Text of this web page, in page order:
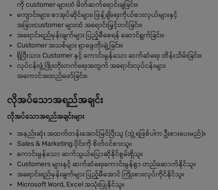
ကို customer များထံ မိတ်ဆက်ရောင်းချခြင်း။
ကျောင်းများ၊ စာအုပ်ဆိုင်များ၊ ဖြန့်ချိရေးကိုယ်စားလှယ်များနှင့်
အခြားcustomer များထံ အရောင်းမြှင့်တင်ခြင်း။
အရောင်းရည်မှန်းချက်များ ပြည့်မီစေရန် ဆောင်ရွက်ခြင်း။
Customer အသစ်များ ရှာဖွေတိုးချဲ့ခြင်း။
ရှိပြီးသား Customer နှင့် ကောင်းမွန်သော ဆက်ဆံရေး ထိန်းသိမ်းခြင်း။
လုပ်ငန်းဖွံ့ဖြိုးတိုးတက်ရေးအတွက် အရောင်းလုပ်ငန်းများ
အကောင်အထည်ဖော်ခြင်း။
လိုအပ်သောအရည်အချင်း
လိုအပ်သောအရည်အချင်းများ
အနည်းဆုံး အထက်တန်းအောင်မြင်ပြီးသူ (ဘွဲ့ရဖြစ်ပါက ဦးစားပေးမည်)။
Sales & Marketing ပိုင်းကို စိတ်ဝင်စားသူ။
ကောင်းမွန်သော ဆက်သွယ်ပြောဆိုနိုင်စွမ်းရှိသူ။
Customers များနှင့် ဆက်ဆံရေးကောင်းမွန်စွာ တည်ဆောက်နိုင်သူ။
အရောင်းရည်မှန်းချက်များ ပြည့်မီအောင် ကြိုးစားလုပ်ကိုင်နိုင်သူ။
Microsoft Word, Excel အသုံးပြုနိုင်သူ။